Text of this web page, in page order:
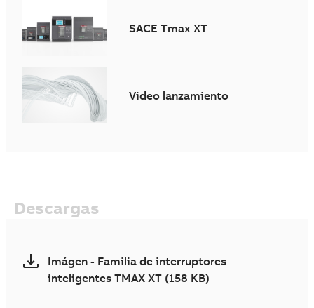
SACE Tmax XT
Video lanzamiento
Descargas
Imágen - Familia de interruptores
inteligentes TMAX XT (158 KB)